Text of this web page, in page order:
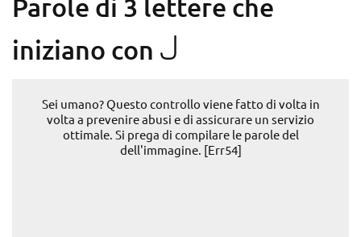
Parole di 3 lettere che
iniziano con J
Sei umano? Questo controllo viene fatto di volta in
volta a prevenire abusi e di assicurare un servizio
ottimale. Si prega di compilare le parole del
dell'immagine. [Err54]